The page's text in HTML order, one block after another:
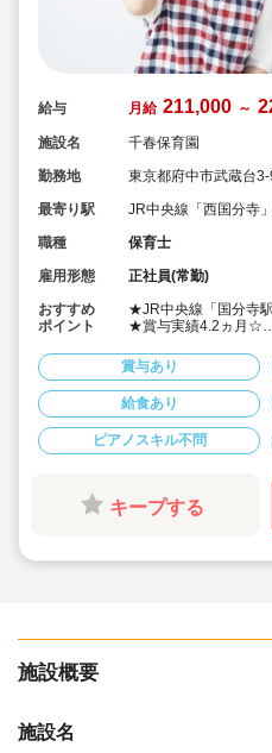
給与 月給 211,000 ～
施設名
千春保育園
勤務地
東京都府中市武蔵台
最寄り駅
JR中央線「西国分寺
職種
保育士
雇用形態
正社員(常勤)
おすすめ
ポイント
★JR中央線「国分寺
★賞与実績4.2ヵ月☆
り☆
★自転車通勤手当
★「生きていく力」
に積み上げていくこ
子供の育ちを一緒に
★伸び伸びと保育が
★宿舎借り上げ制度
賞与あり
給食あり
ピアノスキル不問
キープする
施設概要
施設名